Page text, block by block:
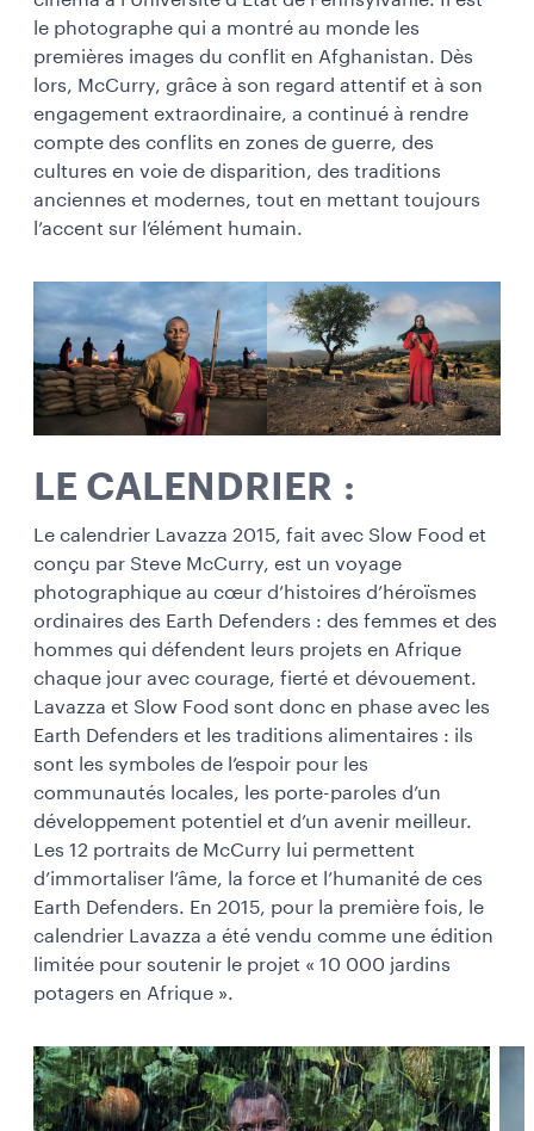
le photographe qui a montré au monde les
premières images du conflit en Afghanistan. Dès
lors, McCurry, grâce à son regard attentif et à son
engagement extraordinaire, a continué à rendre
compte des conflits en zones de guerre, des
cultures en voie de disparition, des traditions
anciennes et modernes, tout en mettant toujours
l’accent sur l’élément humain.
LE CALENDRIER :
Le calendrier Lavazza 2015, fait avec Slow Food et
conçu par Steve McCurry, est un voyage
photographique au cœur d’histoires d’héroïsmes
ordinaires des Earth Defenders : des femmes et des
hommes qui défendent leurs projets en Afrique
chaque jour avec courage, fierté et dévouement.
Lavazza et Slow Food sont donc en phase avec les
Earth Defenders et les traditions alimentaires : ils
sont les symboles de l’espoir pour les
communautés locales, les porte-paroles d’un
développement potentiel et d’un avenir meilleur.
Les 12 portraits de McCurry lui permettent
d’immortaliser l’âme, la force et l’humanité de ces
Earth Defenders. En 2015, pour la première fois, le
calendrier Lavazza a été vendu comme une édition
limitée pour soutenir le projet « 10 000 jardins
potagers en Afrique ».